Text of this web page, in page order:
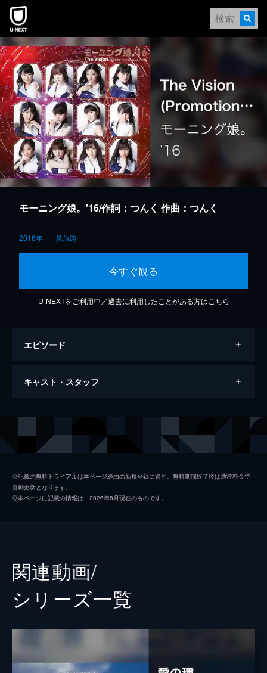
本文へスキップ
モーニング娘。'16/作詞：つんく 作曲：つんく
2016年 見放題
今すぐ観る
U-NEXTをご利用中／過去に利用したことがある方は こちら
エピソード
The Vision(Promotion Edit)
キャスト・スタッフ
◎記載の無料トライアルは本ページ経由の新規登録に適用。無料期間終了後は通常料金で
自動更新となります。
◎本ページに記載の情報は、2026年8月現在のものです。
関連動画/
シリーズ⼀覧